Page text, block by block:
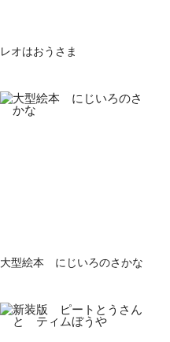
レオはおうさま
大型絵本 にじいろのさかな